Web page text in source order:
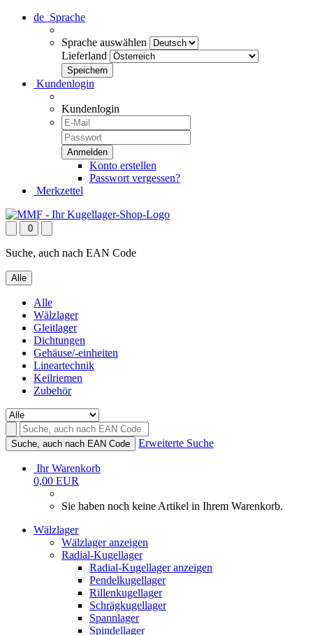
de Sprache
Sprache auswählen
Lieferland
Kundenlogin
Kundenlogin
Konto erstellen
Passwort vergessen?
Merkzettel
0
Suche, auch nach EAN Code
Alle
Alle
Wälzlager
Gleitlager
Dichtungen
Gehäuse/-einheiten
Lineartechnik
Keilriemen
Zubehör
Suche, auch nach EAN Code Erweiterte Suche
Ihr Warenkorb
0,00 EUR
Sie haben noch keine Artikel in Ihrem Warenkorb.
Wälzlager
Wälzlager anzeigen
Radial-Kugellager
Radial-Kugellager anzeigen
Pendelkugellager
Rillenkugellager
Schrägkugellager
Spannlager
Spindellager